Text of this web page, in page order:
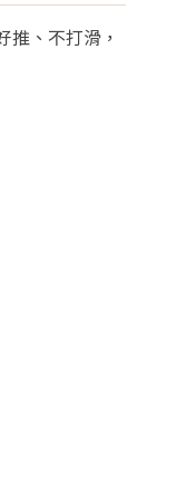
、不打滑，